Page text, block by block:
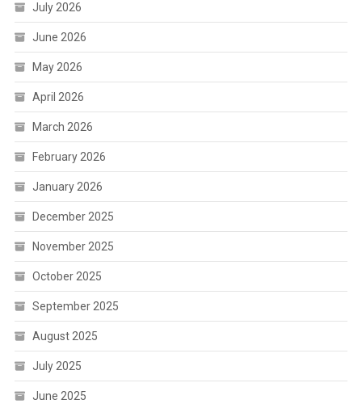
July 2026
June 2026
May 2026
April 2026
March 2026
February 2026
January 2026
December 2025
November 2025
October 2025
September 2025
August 2025
July 2025
June 2025